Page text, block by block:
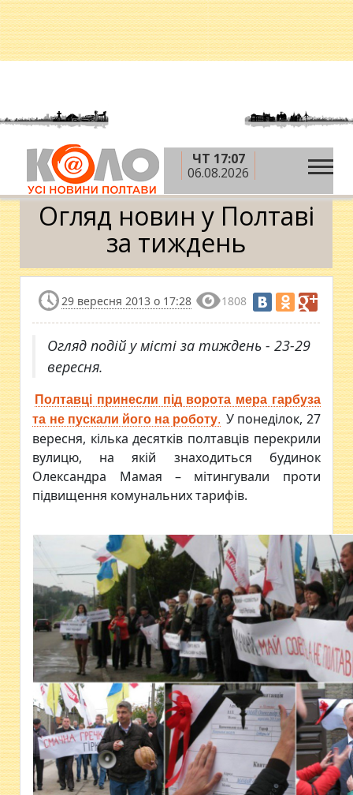
ЧТ 17:07
06.08.2026
Головна » Новини »
Огляд новин у Полтаві за
тиждень
Огляд новин у Полтаві
за тиждень
29 вересня 2013 о 17:28 1808
Огляд подій у місті за тиждень - 23-29
вересня.
Полтавці принесли під ворота мера гарбуза
та не пускали його на роботу. У понеділок, 27
вересня, кілька десятків полтавців перекрили
вулицю, на якій знаходиться будинок
Олександра Мамая – мітингували проти
підвищення комунальних тарифів.